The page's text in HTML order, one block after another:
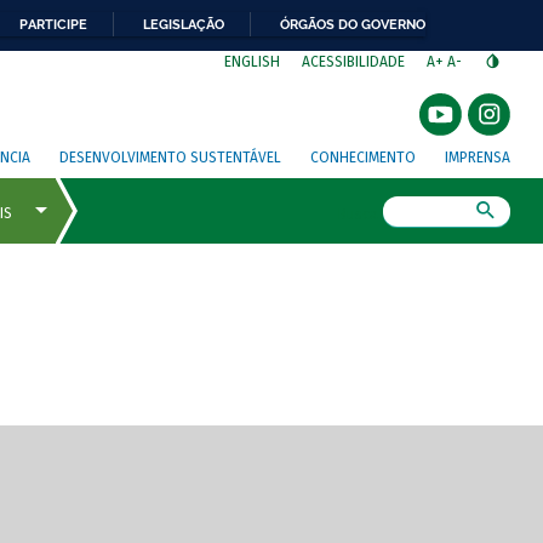
PARTICIPE LEGISLAÇÃO ÓRGÃOS DO GOVERNO
ENGLISH ACESSIBILIDADE A+ A-
DESENVOLVIMENTO SUSTENTÁVEL CONHECIMENTO IMPRENSA
de tela